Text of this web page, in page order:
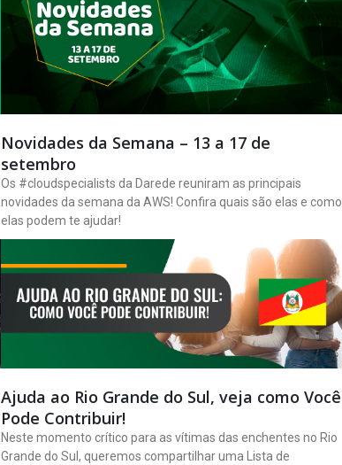
Novidades da Semana – 13 a 17 de
setembro
Os #cloudspecialists da Darede reuniram as principais
novidades da semana da AWS! Confira quais são elas e como
elas podem te ajudar!
Ajuda ao Rio Grande do Sul, veja como Você
Pode Contribuir!
Neste momento crítico para as vítimas das enchentes no Rio
Grande do Sul, queremos compartilhar uma Lista de